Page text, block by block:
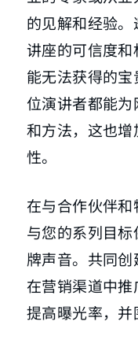
的见解和经验
讲座的可信度
能无法获得的
位演讲者都能
和方法，这也
性。
在与合作伙伴
与您的系列目
牌声音。共同
在营销渠道中
提高曝光率，并